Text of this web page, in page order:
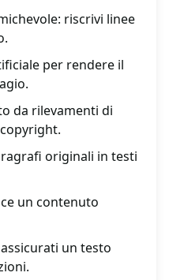
riscrivi linee
per rendere il
da rilevamenti di
originali in testi
un contenuto
un testo